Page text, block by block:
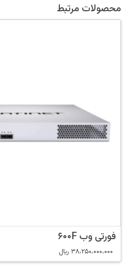
محصولات مرتبط
فورتی وب 600F
38،250،000،000 ﷼